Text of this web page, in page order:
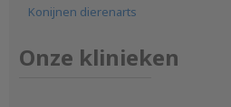
Konijnen dierenarts
Onze klinieken